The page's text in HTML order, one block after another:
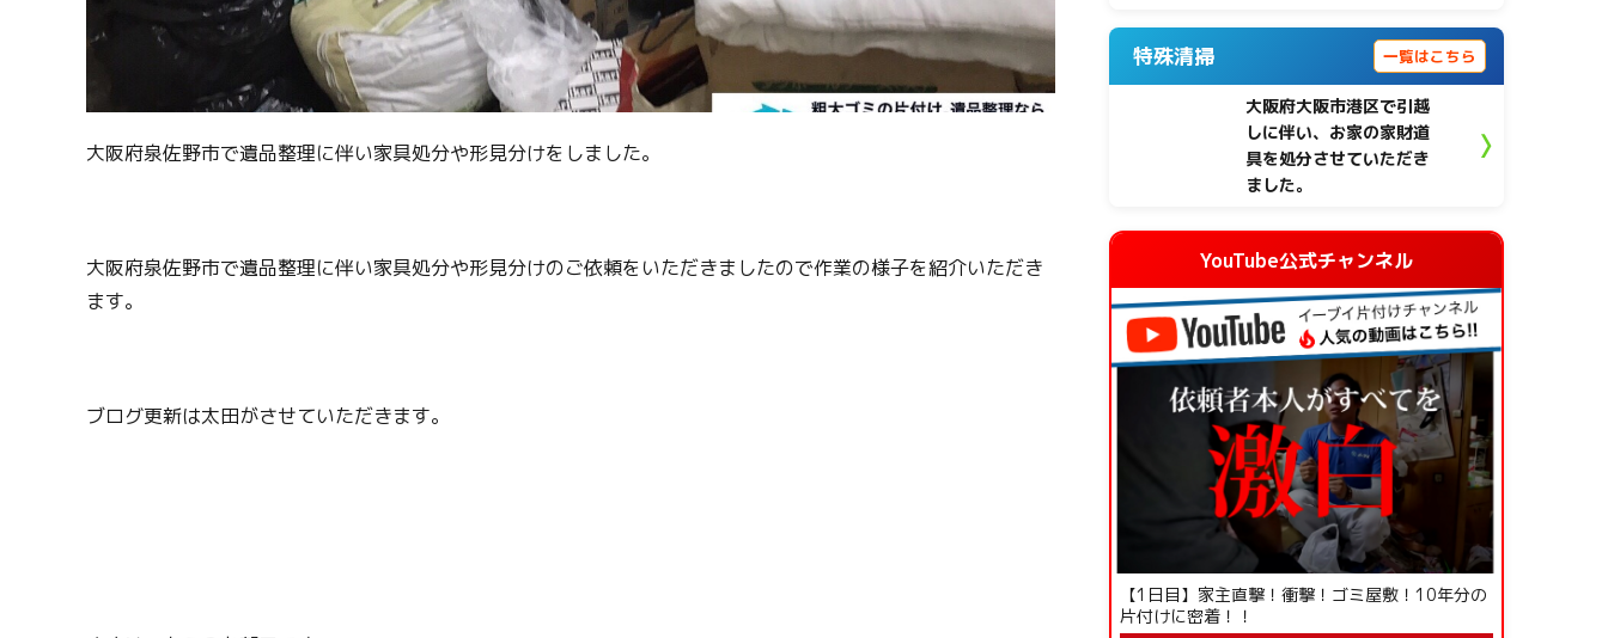
大阪府泉佐野市で遺品整理に伴い家具処分や形見分けをしました。
大阪府泉佐野市で遺品整理に伴い家具処分や形見分けのご依頼をいただきましたので作業の様子を紹介いただき
ます。
ブログ更新は太田がさせていただきます。
特殊清掃 一覧はこちら
大阪府大阪市港区で引越
しに伴い、お家の家財道
具を処分させていただき
ました。
YouTube公式チャンネル
【1日目】家主直撃！衝撃！ゴミ屋敷！10年分の
片付けに密着！！